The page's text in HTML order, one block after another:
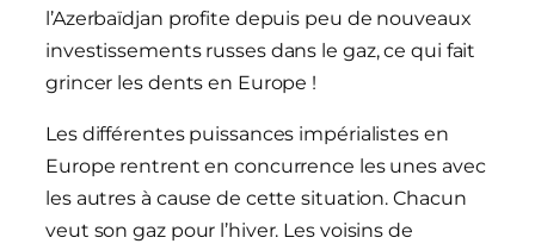
l’Azerbaïdjan profite depuis peu de nouveaux
investissements russes dans le gaz, ce qui fait
grincer les dents en Europe !
Les différentes puissances impérialistes en
Europe rentrent en concurrence les unes avec
les autres à cause de cette situation. Chacun
veut son gaz pour l’hiver. Les voisins de